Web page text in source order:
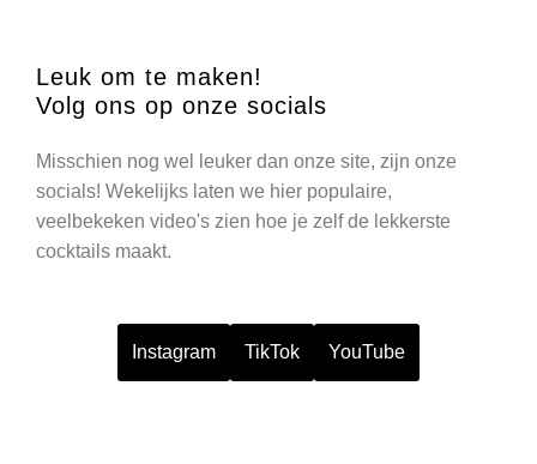
Leuk om te maken!
Volg ons op onze socials
Misschien nog wel leuker dan onze site, zijn onze
socials! Wekelijks laten we hier populaire,
veelbekeken video's zien hoe je zelf de lekkerste
cocktails maakt.
Instagram TikTok YouTube